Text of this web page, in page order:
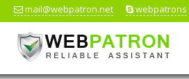
mail@webpatron.net webpatrons